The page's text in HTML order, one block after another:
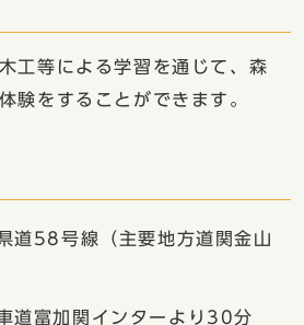
工等による学習を通じて、森
験をすることができます。
道58号線（主要地方道関金山
道富加関インターより30分